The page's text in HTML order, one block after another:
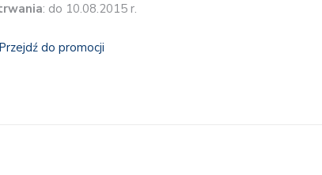
: do 10.08.2015 r.
Przejdź do promocji